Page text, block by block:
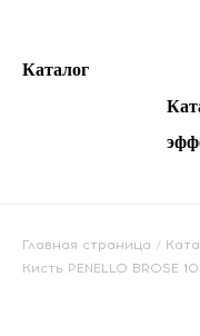
Каталог
Главная страница /
Кисть PENELLO BROSE